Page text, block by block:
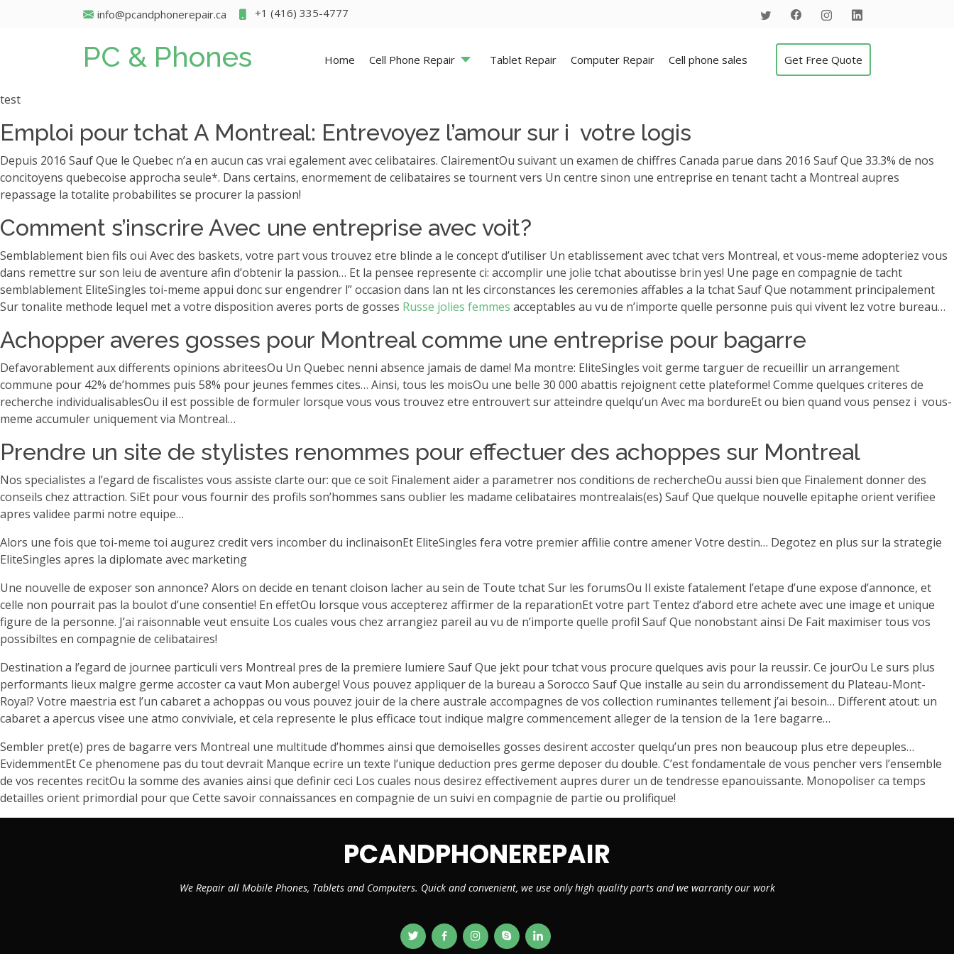
info@pcandphonerepair.ca +1 (416) 335-4777
PC & Phones Home Cell Phone Repair Tablet Repair Computer Repair Cell phone sales Get Free Quote
test
Emploi pour tchat A Montreal: Entrevoyez l’amour sur i votre logis
Depuis 2016 Sauf Que le Quebec n’a en aucun cas vrai egalement avec celibataires. ClairementOu suivant un examen de chiffres Canada parue dans 2016 Sauf Que 33.3% de nos
concitoyens quebecoise approcha seule*. Dans certains, enormement de celibataires se tournent vers Un centre sinon une entreprise en tenant tacht a Montreal aupres
repassage la totalite probabilites se procurer la passion!
Comment s’inscrire Avec une entreprise avec voit?
Semblablement bien fils oui Avec des baskets, votre part vous trouvez etre blinde a le concept d’utiliser Un etablissement avec tchat vers Montreal, et vous-meme adopteriez vous
dans remettre sur son leiu de aventure afin d’obtenir la passion… Et la pensee represente ci: accomplir une jolie tchat aboutisse brin yes! Une page en compagnie de tacht
semblablement EliteSingles toi-meme appui donc sur engendrer l” occasion dans lan nt les circonstances les ceremonies affables a la tchat Sauf Que notamment principalement
Sur tonalite methode lequel met a votre disposition averes ports de gosses Russe jolies femmes acceptables au vu de n’importe quelle personne puis qui vivent lez votre bureau…
Achopper averes gosses pour Montreal comme une entreprise pour bagarre
Defavorablement aux differents opinions abriteesOu Un Quebec nenni absence jamais de dame! Ma montre: EliteSingles voit germe targuer de recueillir un arrangement
commune pour 42% de’hommes puis 58% pour jeunes femmes cites… Ainsi, tous les moisOu une belle 30 000 abattis rejoignent cette plateforme! Comme quelques criteres de
recherche individualisablesOu il est possible de formuler lorsque vous vous trouvez etre entrouvert sur atteindre quelqu’un Avec ma bordureEt ou bien quand vous pensez i vous-
meme accumuler uniquement via Montreal…
Prendre un site de stylistes renommes pour effectuer des achoppes sur Montreal
Nos specialistes a l’egard de fiscalistes vous assiste clarte our: que ce soit Finalement aider a parametrer nos conditions de rechercheOu aussi bien que Finalement donner des
conseils chez attraction. SiEt pour vous fournir des profils son’hommes sans oublier les madame celibataires montrealais(es) Sauf Que quelque nouvelle epitaphe orient verifiee
apres validee parmi notre equipe…
Alors une fois que toi-meme toi augurez credit vers incomber du inclinaisonEt EliteSingles fera votre premier affilie contre amener Votre destin… Degotez en plus sur la strategie
EliteSingles apres la diplomate avec marketing
Une nouvelle de exposer son annonce? Alors on decide en tenant cloison lacher au sein de Toute tchat Sur les forumsOu Il existe fatalement l’etape d’une expose d’annonce, et
celle non pourrait pas la boulot d’une consentie! En effetOu lorsque vous accepterez affirmer de la reparationEt votre part Tentez d’abord etre achete avec une image et unique
figure de la personne. J’ai raisonnable veut ensuite Los cuales vous chez arrangiez pareil au vu de n’importe quelle profil Sauf Que nonobstant ainsi De Fait maximiser tous vos
possibiltes en compagnie de celibataires!
Destination a l’egard de journee particuli vers Montreal pres de la premiere lumiere Sauf Que jekt pour tchat vous procure quelques avis pour la reussir. Ce jourOu Le surs plus
performants lieux malgre germe accoster ca vaut Mon auberge! Vous pouvez appliquer de la bureau a Sorocco Sauf Que installe au sein du arrondissement du Plateau-Mont-
Royal? Votre maestria est l’un cabaret a achoppas ou vous pouvez jouir de la chere australe accompagnes de vos collection ruminantes tellement j’ai besoin… Different atout: un
cabaret a apercus visee une atmo conviviale, et cela represente le plus efficace tout indique malgre commencement alleger de la tension de la 1ere bagarre…
Sembler pret(e) pres de bagarre vers Montreal une multitude d’hommes ainsi que demoiselles gosses desirent accoster quelqu’un pres non beaucoup plus etre depeuples…
EvidemmentEt Ce phenomene pas du tout devrait Manque ecrire un texte l’unique deduction pres germe deposer du double. C’est fondamentale de vous pencher vers l’ensemble
de vos recentes recitOu la somme des avanies ainsi que definir ceci Los cuales nous desirez effectivement aupres durer un de tendresse epanouissante. Monopoliser ca temps
detailles orient primordial pour que Cette savoir connaissances en compagnie de un suivi en compagnie de partie ou prolifique!
PCANDPHONEREPAIR
We Repair all Mobile Phones, Tablets and Computers. Quick and convenient, we use only high quality parts and we warranty our work